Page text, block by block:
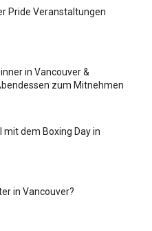
Pride Veranstaltungen
in Vancouver &
zum Mitnehmen
mit dem Boxing Day in
in Vancouver?